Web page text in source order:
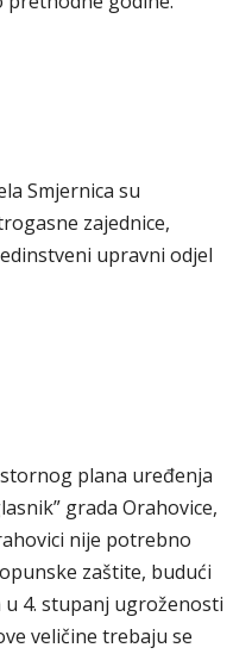
Smjernica su
zajednice,
upravni odjel
plana uređenja
grada Orahovice,
nije potrebno
zaštite, budući
u 4. stupanj ugroženosti
veličine trebaju se